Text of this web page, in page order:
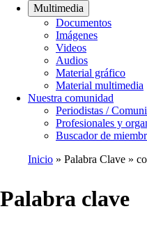
Multimedia
Documentos
Imágenes
Videos
Audios
Material gráfico
Material multimedia
Nuestra comunidad
Periodistas /
Profesionales y
Buscador de
de
Inicio Palabra Clave
Palabra clave